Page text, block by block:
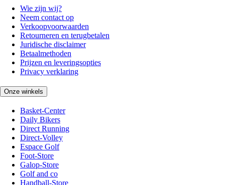
Wie zijn wij?
Neem contact op
Verkoopvoorwaarden
Retourneren en terugbetalen
Juridische disclaimer
Betaalmethoden
Prijzen en leveringsopties
Privacy verklaring
Onze winkels
Basket-Center
Daily Bikers
Direct Running
Direct-Volley
Espace Golf
Foot-Store
Galop-Store
Golf and co
Handball-Store